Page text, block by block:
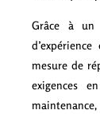
Grâce à un
mesure de
exigences